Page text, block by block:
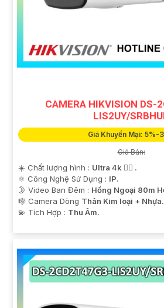
CAMERA HIKVISION DS-
LIS2UY/
Giá Khuyến Mại: 5%-
Giá Bán:
☀️ Chất lượng hình : Ultra 4k 👍🏾 .
⚛️ Công Nghệ Sử Dụng : IP.
🌛 Video Ban Đêm : Hồng Ngoại 80m
🎼️ Camera Dòng Thân Kim loại + Nhựa.
️💫 Tích Hợp : Thu Âm.